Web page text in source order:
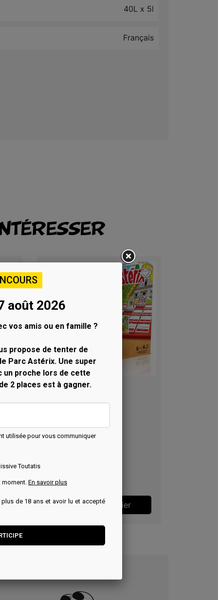
40L x 5l
Français
Prix
24,99 €
Ajouter au panier
août 2026
vos amis ou en famille ?
propose de tenter de
Parc Astérix. Une super
proche lors de cette
2 places est à gagner.
utilisée pour vous communiquer
Toutatis
moment. En savoir plus
de 18 ans et avoir lu et accepté